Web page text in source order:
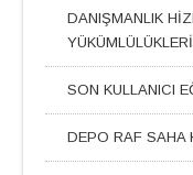
DANIŞMANLIK
YÜKÜMLÜLÜKLERİ
SON KULLANICI
DEPO RAF SAHA